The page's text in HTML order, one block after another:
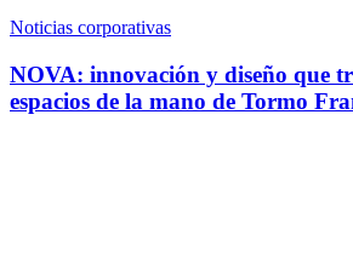
Noticias corporativas
NOVA: innovación y diseño que
espacios de la mano de Tormo